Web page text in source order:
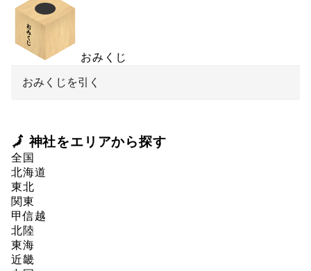
おみくじ
おみくじを引く
🗾 神社をエリアから探す
全国
北海道
東北
関東
甲信越
北陸
東海
近畿